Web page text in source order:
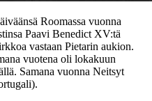
Roomassa vuonna
Paavi Benedict XV:tä
vastaan Pietarin aukion.
vuotena oli lokakuun
Samana vuonna Neitsyt